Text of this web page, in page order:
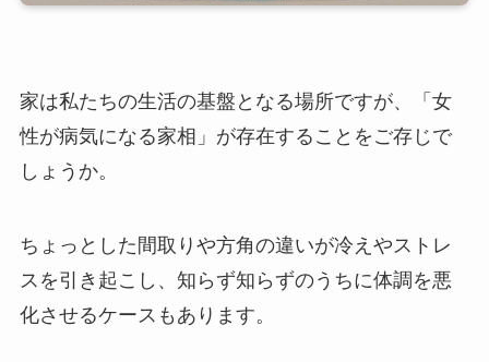
家は私たちの生活の基盤となる場所ですが、「女
性が病気になる家相」が存在することをご存じで
しょうか。
ちょっとした間取りや方角の違いが冷えやストレ
スを引き起こし、知らず知らずのうちに体調を悪
化させるケースもあります。